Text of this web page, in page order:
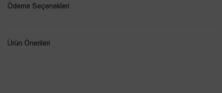
Ödeme Seçenekleri
Ürün Önerileri